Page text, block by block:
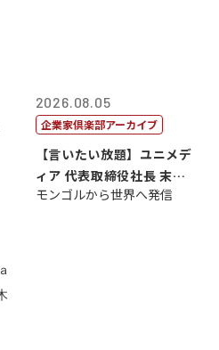
2026.08.05
企業家倶楽部アーカイブ
【言いたい放題】ユニメデ
ィア 代表取締役社長 末田
真
モンゴルから世界へ発信